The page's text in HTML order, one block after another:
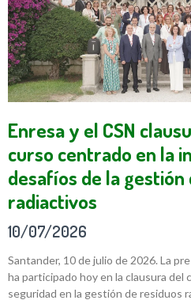
Enresa y el CSN
curso centrado en la
desafíos de la gestión
radiactivos
10/07/2026
Santander, 10 de julio de 2026. La
ha participado hoy en la clausura del
seguridad en la gestión de residuos